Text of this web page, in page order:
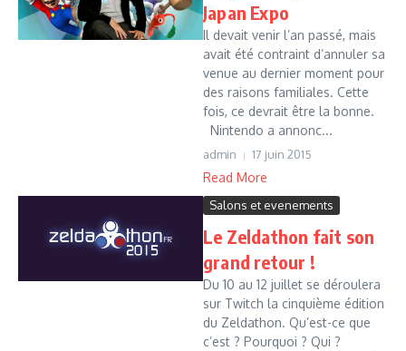
Japan Expo
Il devait venir l’an passé, mais
avait été contraint d’annuler sa
venue au dernier moment pour
des raisons familiales. Cette
fois, ce devrait être la bonne.
Nintendo a annonc...
admin 17 juin 2015
Read More
Salons et evenements
Le Zeldathon fait son
grand retour !
Du 10 au 12 juillet se déroulera
sur Twitch la cinquième édition
du Zeldathon. Qu’est-ce que
c’est ? Pourquoi ? Qui ?